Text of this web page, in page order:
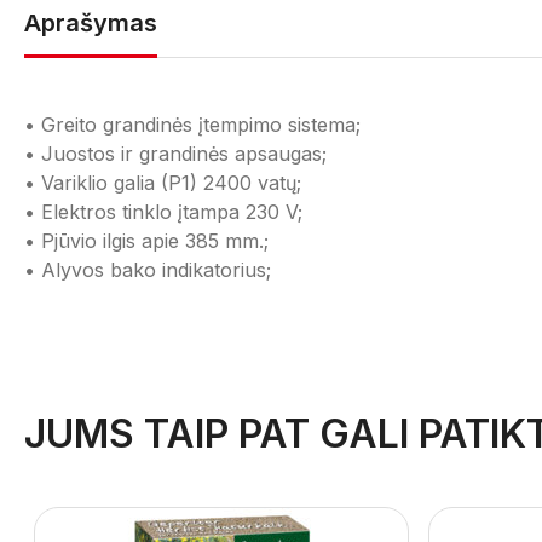
Aprašymas
• Greito grandinės įtempimo sistema;
• Juostos ir grandinės apsaugas;
• Variklio galia (P1) 2400 vatų;
• Elektros tinklo įtampa 230 V;
• Pjūvio ilgis apie 385 mm.;
• Alyvos bako indikatorius;
JUMS TAIP PAT GALI